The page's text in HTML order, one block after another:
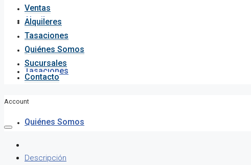
Alquileres
Tasaciones
Quiénes Somos
Ventas
Alquileres
Tasaciones
Quiénes Somos
Sucursales
Contacto
Account
Descripción